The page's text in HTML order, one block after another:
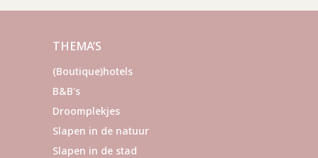
THEMA’S
(Boutique)hotels
B&B's
Droomplekjes
Slapen in de natuur
Slapen in de stad